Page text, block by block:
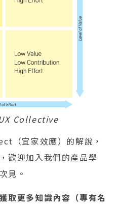
Collective
（宜家效應）的解說，
歡迎加入我們的產品學
見。
取更多知識內容（專有名